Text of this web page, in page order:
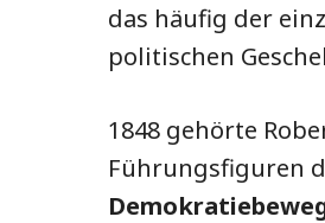
das häufig der
politischen
1848 gehörte
Führungsfiguren